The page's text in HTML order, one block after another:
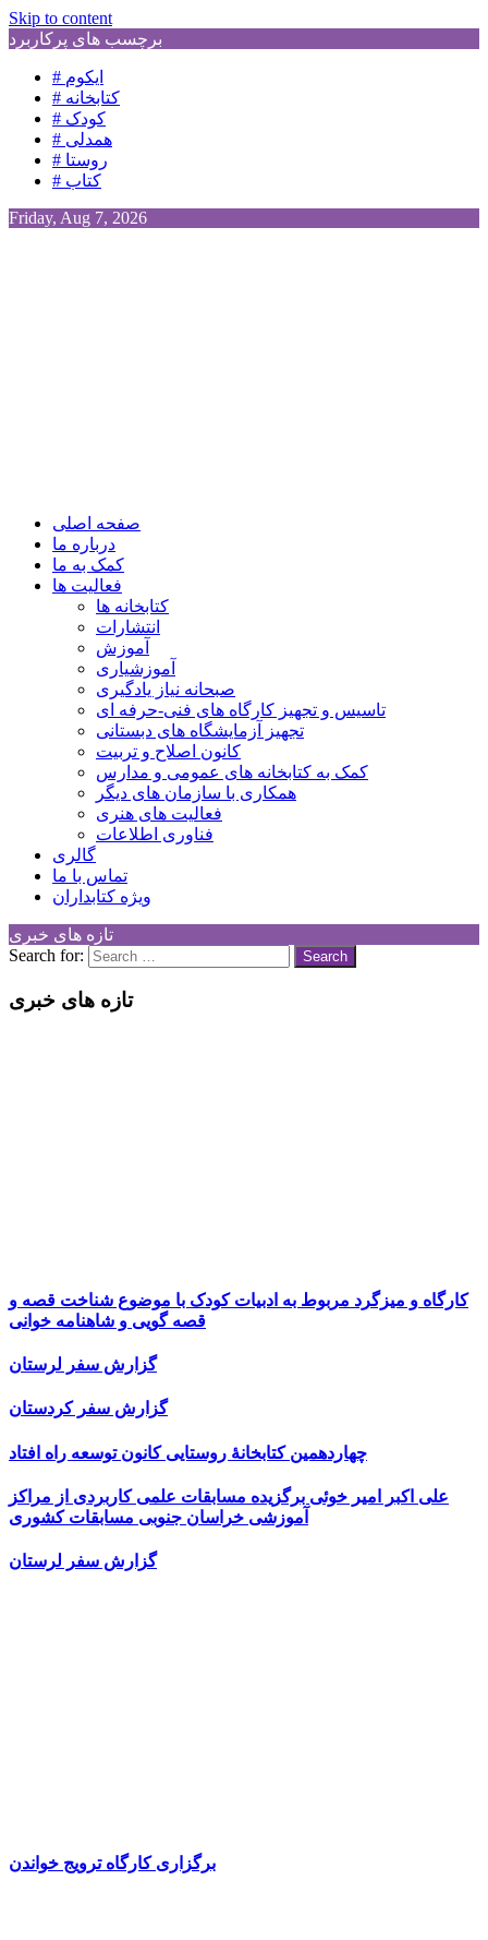
Skip to content
برچسب های پرکاربرد
# ایکوم
# کتابخانه
# کودک
# همدلی
# روستا
# کتاب
Friday, Aug 7, 2026
Children Cultural Development Center
صفحه اصلی
درباره ما
کمک به ما
فعالیت ها
کتابخانه ها
انتشارات
آموزش
آموزشیاری
صبحانه نیاز یادگیری
تاسیس و تجهیز کارگاه های فنی-حرفه ای
تجهیز آزمایشگاه های دبستانی
کانون اصلاح و تربیت
کمک به کتابخانه های عمومی و مدارس
همکاری با سازمان های دیگر
فعالیت های هنری
فناوری اطلاعات
گالری
تماس با ما
ویژه کتابداران
تازه های خبری
Search for:
تازه های خبری
کارگاه و میزگرد مربوط به ادبیات کودک با موضوع شناخت قصه و
قصه گویی و شاهنامه خوانی
گزارش سفر لرستان
گزارش سفر کردستان
چهاردهمین کتابخانۀ روستایی کانون توسعه راه افتاد
علی اکبر امیر خوئی برگزیده مسابقات علمی کاربردی از مراکز
آموزشی خراسان جنوبی مسابقات کشوری
گزارش سفر لرستان
برگزاری کارگاه ترویج خواندن